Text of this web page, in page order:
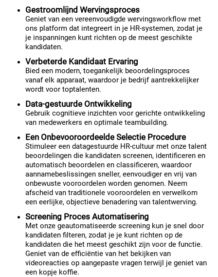
Gestroomlijnd Wervingsproces
Geniet van een vereenvoudigde wervingsworkflow met
ons platform dat integreert in je HR-systemen, zodat je
je inspanningen kunt richten op de meest geschikte
kandidaten.
Verbeterde Kandidaat Ervaring
Bied een modern, toegankelijk beoordelingsproces
vanaf elk apparaat, waardoor je bedrijf aantrekkelijker
wordt voor toptalenten.
Data-gestuurde Ontwikkeling
Gebruik cognitieve inzichten voor gerichte ontwikkeling
van medewerkers en optimale teambuilding.
Een Onbevooroordeelde Selectie Procedure
Stimuleer een datagestuurde HR-cultuur met onze talent
beoordelingen die kandidaten screenen, identificeren en
automatisch beoordelen en classificeren, waardoor
aannamebeslissingen sneller, eenvoudiger en vrij van
onbewuste vooroordelen worden genomen. Neem
afscheid van traditionele vooroordelen en verwelkom
een eerlijke, objectieve benadering van talentwerving.
Screening Proces Automatisering
Met onze geautomatiseerde screening kun je snel door
kandidaten filteren, zodat je je kunt richten op de
kandidaten die het meest geschikt zijn voor de functie.
Geniet van de efficiëntie van het bekijken van
videoreacties op aangepaste vragen terwijl je geniet van
een kopje koffie.